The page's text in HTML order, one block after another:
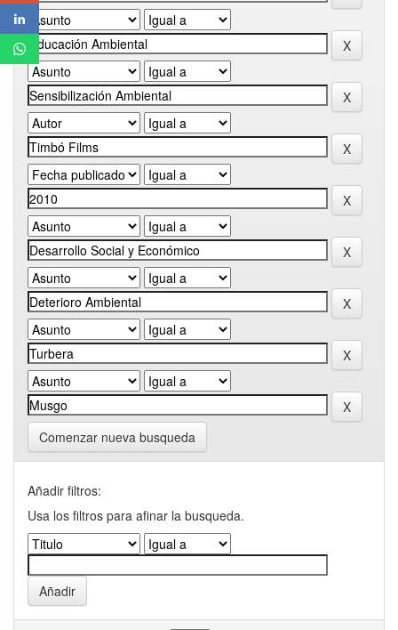
Comenzar nueva busqueda
Añadir filtros:
Usa los filtros para afinar la busqueda.